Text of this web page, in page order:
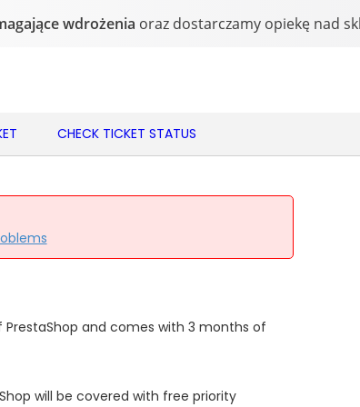
CHECK TICKET STATUS
and comes with 3 months of
will be covered with free priority